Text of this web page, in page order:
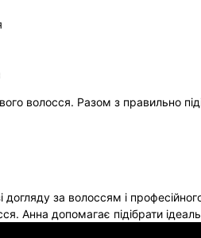
волосся. Разом з правильно
за волоссям і
Анна допомагає підібрати